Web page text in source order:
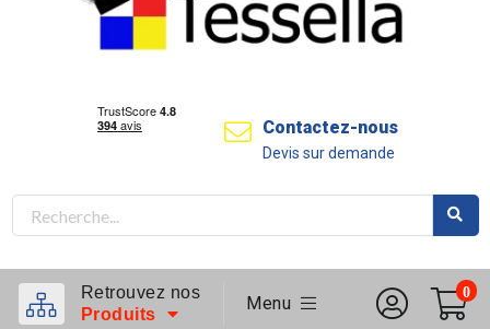
Contactez-nous
Devis sur demande
Retrouvez nos
Produits
Menu
0